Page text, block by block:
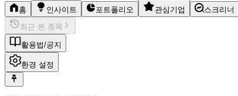
홈 인사이트 포트폴리오 관심기업
스크리너
최근 본 종목
활용법/공지
환경 설정